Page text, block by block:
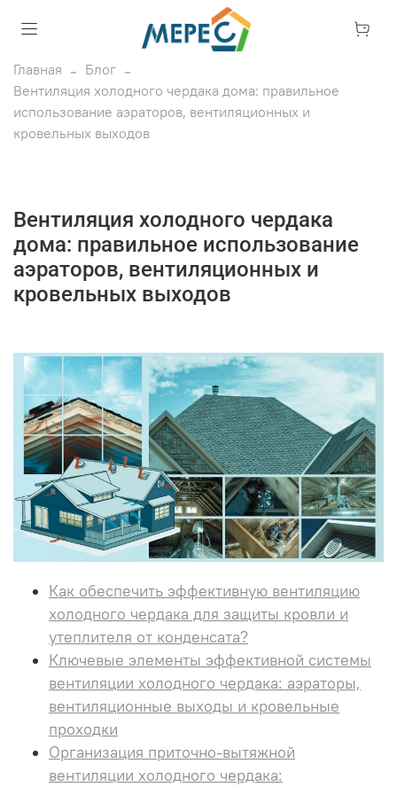
Главная
Блог
Вентиляция холодного чердака дома: правильное
использование аэраторов, вентиляционных и
кровельных выходов
Вентиляция холодного чердака
дома: правильное использование
аэраторов, вентиляционных и
кровельных выходов
Как обеспечить эффективную вентиляцию
холодного чердака для защиты кровли и
утеплителя от конденсата?
Ключевые элементы эффективной системы
вентиляции холодного чердака: аэраторы,
вентиляционные выходы и кровельные
проходки
Организация приточно-вытяжной
вентиляции холодного чердака: